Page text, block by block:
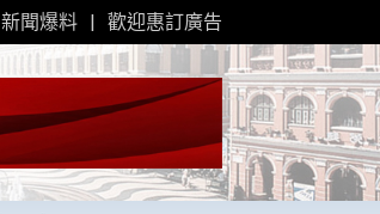
新聞爆料 歡迎惠訂廣告